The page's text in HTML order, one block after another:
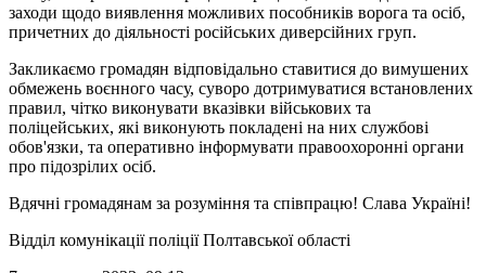
заходи щодо виявлення можливих пособників ворога та осіб,
причетних до діяльності російських диверсійних груп.
Закликаємо громадян відповідально ставитися до вимушених
обмежень воєнного часу, суворо дотримуватися встановлених
правил, чітко виконувати вказівки військових та
поліцейських, які виконують покладені на них службові
обов'язки, та оперативно інформувати правоохоронні органи
про підозрілих осіб.
Вдячні громадянам за розуміння та співпрацю! Слава Україні!
Відділ комунікації поліції Полтавської області